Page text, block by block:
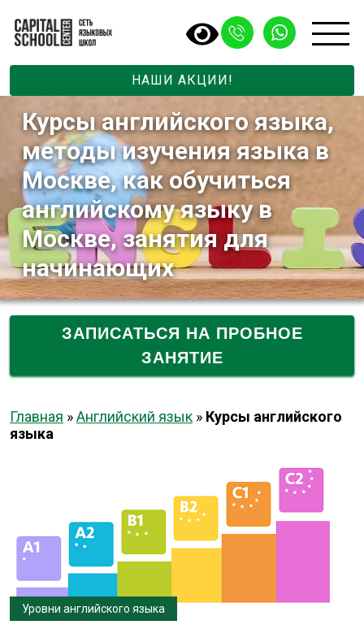
НАШИ АКЦИИ!
Курсы английского языка,
методы изучения языка в
Москве, как обучиться
английскому языку в
Москве, занятия для
начинающих
ЗАПИСАТЬСЯ НА ПРОБНОЕ
ЗАНЯТИЕ
Главная »Английский язык » Курсы английского
языка
Уровни английского языка